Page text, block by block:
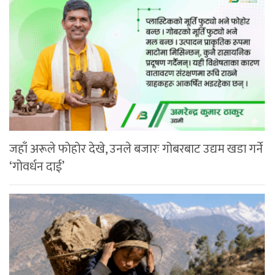
जहाँ अरूले फोहोर देखे, उनले बजारः गोबरबाट उद्यम खडा गर्ने
‘गोवर्धन दाई’